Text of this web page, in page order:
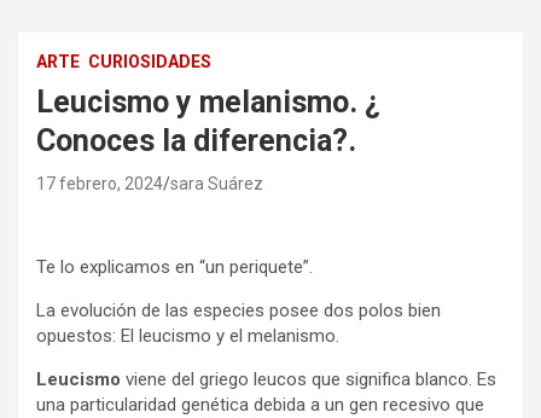
ARTE CURIOSIDADES
Leucismo y melanismo. ¿
Conoces la diferencia?.
17 febrero, 2024 sara Suárez
Te lo explicamos en “un periquete”.
La evolución de las especies posee dos polos bien
opuestos: El leucismo y el melanismo.
Leucismo viene del griego leucos que significa blanco. Es
una particularidad genética debida a un gen recesivo que